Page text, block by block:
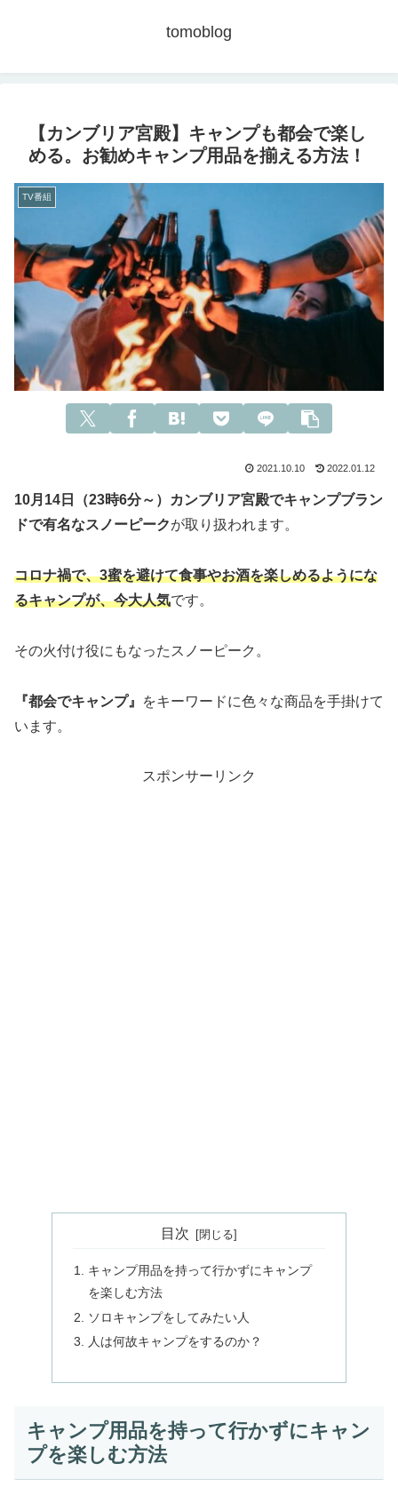
tomoblog
【カンブリア宮殿】キャンプも都会で楽し
める。お勧めキャンプ用品を揃える方法！
TV番組
2021.10.10 2022.01.12
10月14日（23時6分～）カンブリア宮殿でキャンプブラン
ドで有名なスノーピークが取り扱われます。
コロナ禍で、3蜜を避けて食事やお酒を楽しめるようにな
るキャンプが、今大人気です。
その火付け役にもなったスノーピーク。
『都会でキャンプ』
をキーワードに色々な商品を手掛けて
います。
スポンサーリンク
目次
キャンプ用品を持って行かずにキャンプ
を楽しむ方法
ソロキャンプをしてみたい人
人は何故キャンプをするのか？
キャンプ用品を持って行かずにキャン
プを楽しむ方法